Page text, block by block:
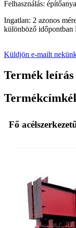
Felhasználás:
Ingatlan: 2 azonos
különböző időpontban
Küldjön e-mailt
Termék leírás
Fő